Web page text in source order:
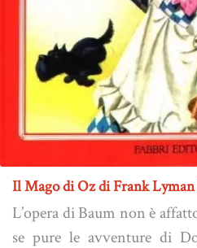
Il Mago di Oz di Frank
L’opera di Baum non è
se pure le avventure di